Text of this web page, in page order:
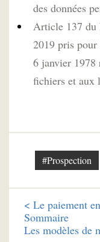
des données
Article 137 du
2019 pris
6 janvier
fichiers et aux
#Prospection
< Le paiement
Sommaire
Les modèles de